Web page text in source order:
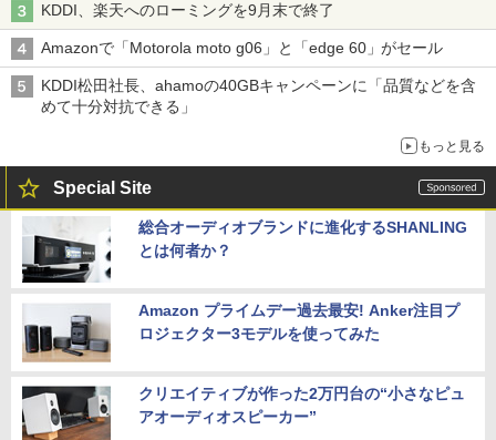
KDDI、楽天へのローミングを9月末で終了
Amazonで「Motorola moto g06」と「edge 60」がセール
KDDI松田社長、ahamoの40GBキャンペーンに「品質などを含
めて十分対抗できる」
もっと見る
Special Site
総合オーディオブランドに進化するSHANLING
とは何者か？
Amazon プライムデー過去最安! Anker注目プ
ロジェクター3モデルを使ってみた
クリエイティブが作った2万円台の“小さなピュ
アオーディオスピーカー”